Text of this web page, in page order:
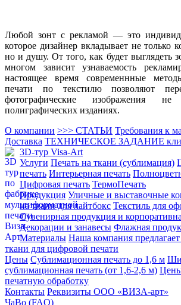
Любой зонт с рекламой — это
которое дизайнер вкладывает не
но и душу. От того, как будет выглядеть
многом зависит узнаваемость
настоящее время современнные
печати по текстилю позволяют
фотографические
полиграфических изданиях.
О компании >>> СТАТЬИ Требования к
Доставка ТЕХНИЧЕСКОЕ ЗАДАНИЕ
3D-тур Visa-Art
Услуги Печать на ткани (сублимация)
печать Интерьерная печать
Цифровая печать ТермоПечать
Продукция Уличные и выставочные
на ткани для лайтбокс Текстиль для
Сувенирная продукция и
Декорации и занавесы Флажная
Материалы Наша компания
ткани для цифровой печати
Цены Сублимационная печать до 1,6 м
сублимационная печать (от 1,6-2,6 м)
печатную обработку
Контакты Реквизиты ООО «ВИЗА-арт»
ЧаВо (FAQ)